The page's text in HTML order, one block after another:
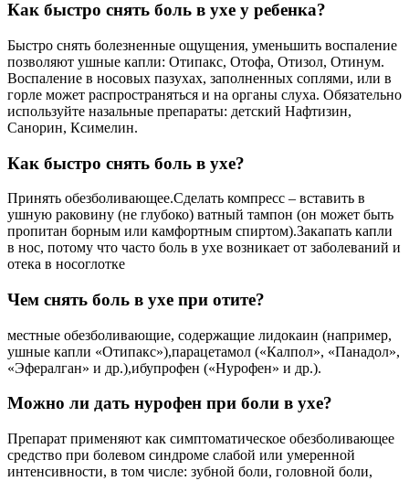
Как быстро снять боль в ухе у ребенка?
Быстро снять болезненные ощущения, уменьшить воспаление
позволяют ушные капли: Отипакс, Отофа, Отизол, Отинум.
Воспаление в носовых пазухах, заполненных соплями, или в
горле может распространяться и на органы слуха. Обязательно
используйте назальные препараты: детский Нафтизин,
Санорин, Ксимелин.
Как быстро снять боль в ухе?
Принять обезболивающее.Сделать компресс – вставить в
ушную раковину (не глубоко) ватный тампон (он может быть
пропитан борным или камфортным спиртом).Закапать капли
в нос, потому что часто боль в ухе возникает от заболеваний и
отека в носоглотке
Чем снять боль в ухе при отите?
местные обезболивающие, содержащие лидокаин (например,
ушные капли «Отипакс»),парацетамол («Калпол», «Панадол»,
«Эфералган» и др.),ибупрофен («Нурофен» и др.).
Можно ли дать нурофен при боли в ухе?
Препарат применяют как симптоматическое обезболивающее
средство при болевом синдроме слабой или умеренной
интенсивности, в том числе: зубной боли, головной боли,